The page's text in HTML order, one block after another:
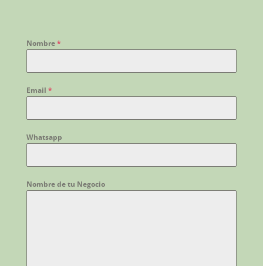
Nombre*
Email *
Whatsapp
Nombre de tu Negocio